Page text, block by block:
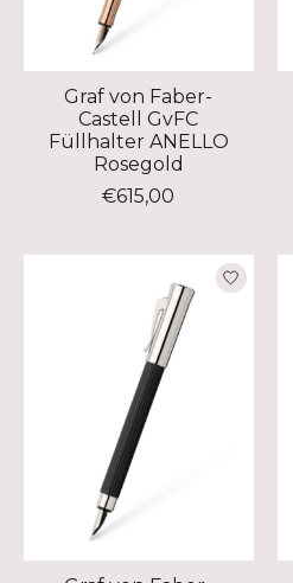
Graf von Faber-
Castell GvFC
Füllhalter ANELLO
Rosegold
€615,00